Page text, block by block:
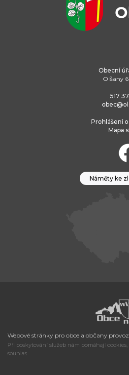
Obecní
Olšany
517
Prohlášení
Mapa
Náměty ke
Webové stránky pro obce a občany
Při poskytování služeb nám pomáhají
souhlas.